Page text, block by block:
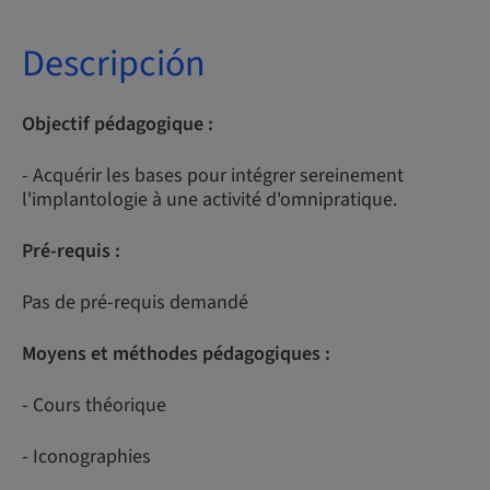
Descripción
Objectif pédagogique :
- Acquérir les bases pour intégrer sereinement
l'implantologie à une activité d'omnipratique.
Pré-requis :
Pas de pré-requis demandé
Moyens et méthodes pédagogiques :
- Cours théorique
- Iconographies